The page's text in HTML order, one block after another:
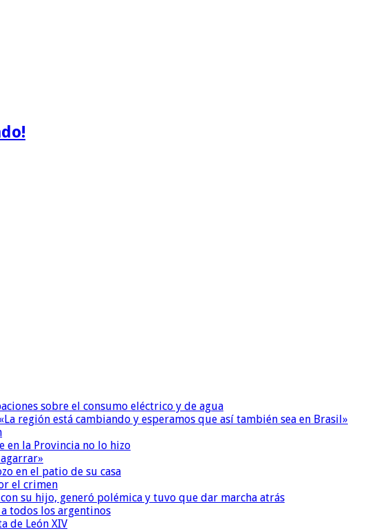
sobre el consumo eléctrico y de agua
región está cambiando y esperamos que así también sea en Brasil»
en la Provincia no lo hizo
en el patio de su casa
el crimen
su hijo, generó polémica y tuvo que dar marcha atrás
todos los argentinos
de León XIV